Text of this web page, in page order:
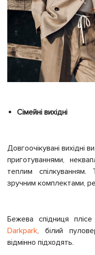
Сімейні вихідні
Довгоочікувані вихідні
приготуваннями,
теплим
зручним комплектами,
Бежева спідниця плісе
Darkpark, білий
відмінно підходять.